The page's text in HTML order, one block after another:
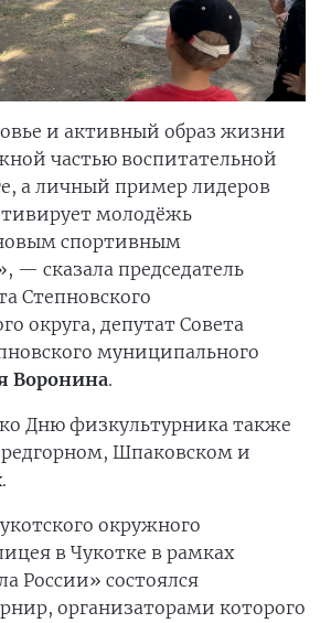
и активный образ жизни
частью воспитательной
а личный пример лидеров
молодёжь
спортивным
— сказала председатель
Степновского
округа, депутат Совета
муниципального
Воронина.
Дню физкультурника также
Шпаковском и
окружного
в Чукотке в рамках
России» состоялся
организаторами которого